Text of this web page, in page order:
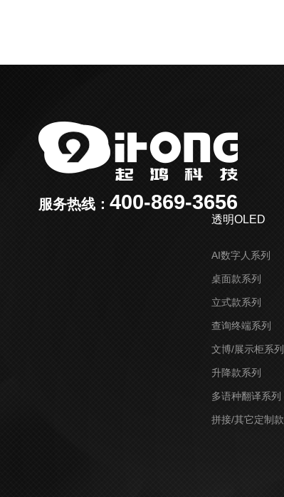
服务热线： 400-869-3656
透明OLED
AI数字人系列
桌面款系列
立式款系列
查询终端系列
文博/展示柜系列
升降款系列
多语种翻译系列
拼接/其它定制款